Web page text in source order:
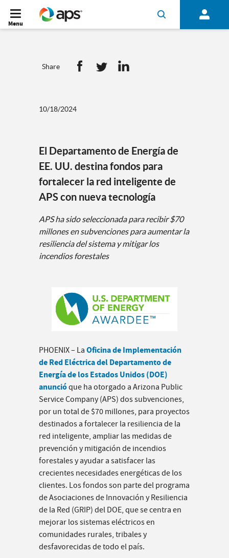
Menu
10/18/2024
Share
El Departamento de Energía de
EE. UU. destina fondos para
fortalecer la red inteligente de
APS con nueva tecnología
APS ha sido seleccionada para recibir $70
millones en subvenciones para aumentar la
resiliencia del sistema y mitigar los
incendios forestales
PHOENIX – La Oficina de Implementación
de Red Eléctrica del Departamento de
Energía de los Estados Unidos (DOE)
anuncióque ha otorgado a Arizona Public
Service Company (APS) dos subvenciones,
por un total de $70 millones, para proyectos
destinados a fortalecer la resiliencia de la
red inteligente, ampliar las medidas de
prevención y mitigación de incendios
forestales y ayudar a satisfacer las
crecientes necesidades energéticas de los
clientes. Los fondos son parte del programa
de Asociaciones de Innovación y Resiliencia
de la Red (GRIP) del DOE, que se centra en
mejorar los sistemas eléctricos en
comunidades rurales, tribales y
desfavorecidas de todo el país.